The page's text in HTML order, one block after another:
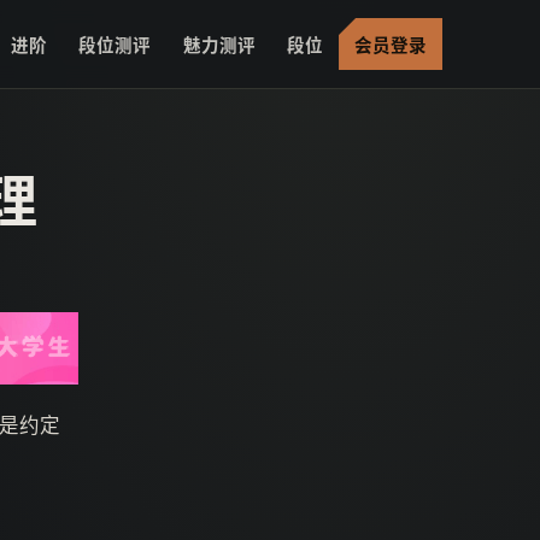
进阶 段位测评 魅力测评 段位 会员登录
约定